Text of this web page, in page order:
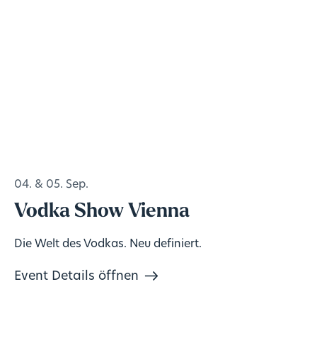
04. & 05. Sep.
Vodka Show Vienna
Die Welt des Vodkas. Neu definiert.
Event Details öffnen